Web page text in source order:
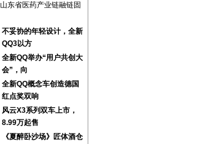
山东省医药产业链融链固
不妥协的年轻设计，全新
QQ3以方
全新QQ举办“用户共创大
会”，向
全新QQ概念车创造德国
红点奖双响
风云X3系列双车上市，
8.99万起售
《夏醉卧沙场》匠体酒仓